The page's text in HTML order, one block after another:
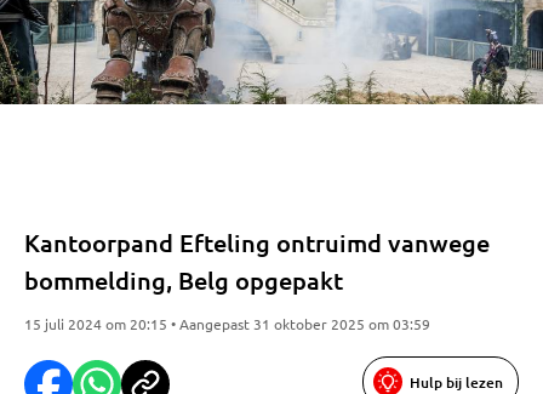
Kantoorpand Efteling ontruimd vanwege
bommelding, Belg opgepakt
15 juli 2024 om 20:15 • Aangepast 31 oktober 2025 om 03:59
Hulp bij lezen